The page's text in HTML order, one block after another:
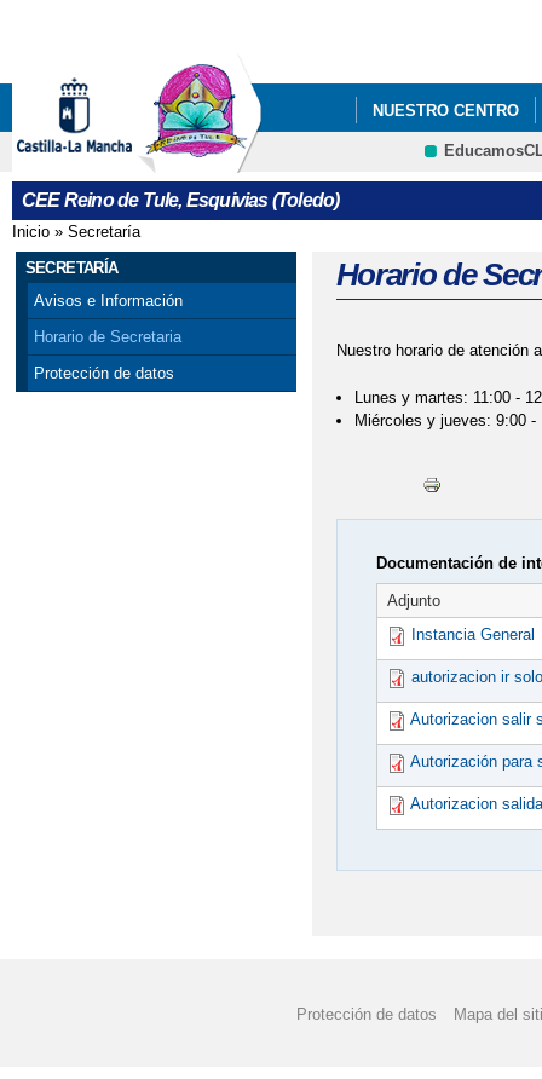
NUESTRO CENTRO
GALERÍA DE
CEE Reino de Tule, Esquivias (Toledo)
Se encuentra usted aquí
Inicio » Secretaría
SECRETARÍA
Avisos e Información
Horario de Secretaria
Protección de datos
Horario de
Nuestro horario de atención
Lunes y martes: 11:00 -
Miércoles y jueves: 9:00 -
Documentación de
Adjunto
Instancia General
autorizacion ir
Autorizacion salir
Autorización para
Autorizacion
Protección de datos Mapa del